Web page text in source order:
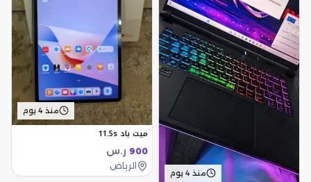
منذ 4 يوم
منذ 4 يوم
ميت باد 11.5s
900 ر.س
الرياض